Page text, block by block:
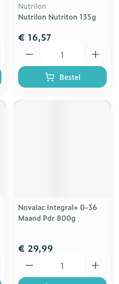
Nutrilon
Nutrilon Nutriton 135g
€ 16,57
Bestel
Novalac Integral+ 0-36
Maand Pdr 800g
€ 29,99